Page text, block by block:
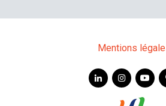
Mentions